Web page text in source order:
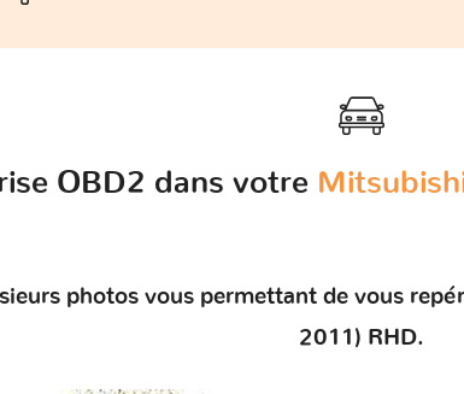
OBD2 dans votre
photos vous permettant de vous
2011) RHD.